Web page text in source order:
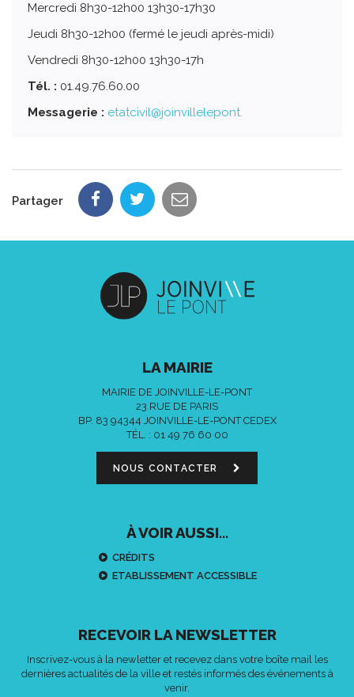
Mercredi 8h30-12h00 13h30-17h30
Jeudi 8h30-12h00 (fermé le jeudi après-midi)
Vendredi 8h30-12h00 13h30-17h
Tél. : 01.49.76.60.00
Messagerie : etatcivil@joinvillelepont.
Partager
LA MAIRIE
MAIRIE DE JOINVILLE-LE-PONT
23 RUE DE PARIS
BP. 83 94344 JOINVILLE-LE-PONT CEDEX
TÉL. : 01 49 76 60 00
NOUS CONTACTER
À VOIR AUSSI...
CRÉDITS
ETABLISSEMENT ACCESSIBLE
RECEVOIR LA NEWSLETTER
Inscrivez-vous à la newletter et recevez dans votre boîte mail les
dernières actualités de la ville et restés informés des événements à
venir.